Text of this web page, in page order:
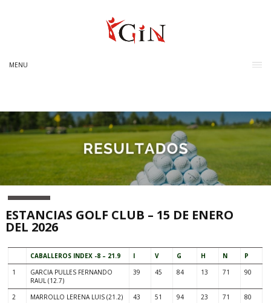
MENU
ESTANCIAS GOLF CLUB – 15 DE ENERO
DEL 2026
CABALLEROS INDEX -8 – 21.9 I V G H N
P
1
GARCIA PULLES FERNANDO
RAUL (12.7)
39 45 84 13 71 90
2 MARROLLO LERENA LUIS (21.2) 43 51 94 23 71
80